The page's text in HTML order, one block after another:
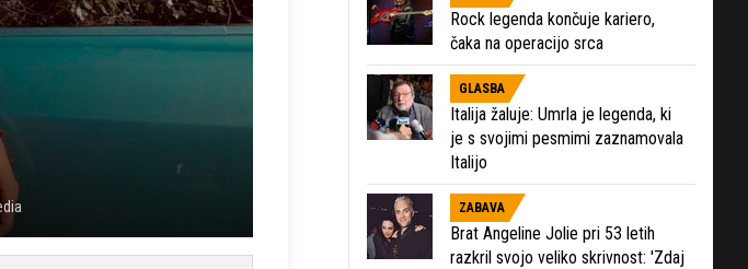
Rock legenda končuje kariero,
čaka na operacijo srca
GLASBA
Italija žaluje: Umrla je legenda, ki
je s svojimi pesmimi zaznamovala
Italijo
ZABAVA
Brat Angeline Jolie pri 53 letih
razkril svojo veliko skrivnost: 'Zdaj